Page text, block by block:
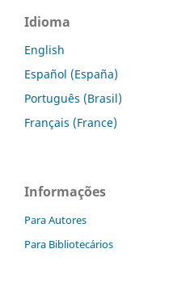
Idioma
English
Español (España)
Português (Brasil)
Français (France)
Informações
Para Autores
Para Bibliotecários